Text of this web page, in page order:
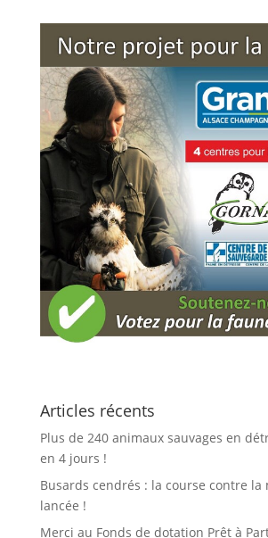
Articles récents
Plus de 240 animaux sauvages en
en 4 jours !
Busards cendrés : la course contre la
lancée !
Merci au Fonds de dotation Prêt à